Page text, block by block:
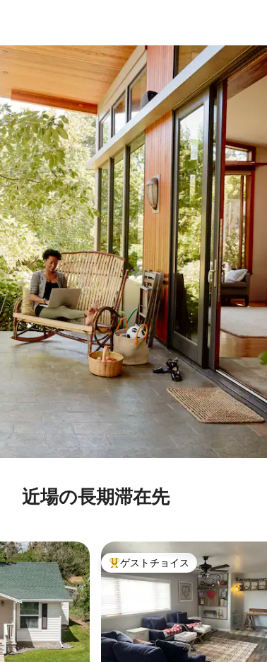
をタッチまたはスワイプして検索結果を確認することが
近場の長期滞在先
です。 大好評のゲストチョイスです。
ゲストチョイス